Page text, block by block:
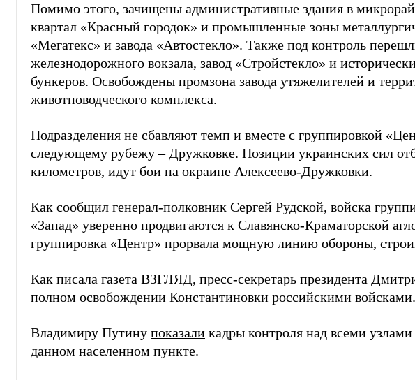
Помимо этого, зачищены административные здания в
квартал «Красный городок» и промышленные зоны
«Мегатекс» и завода «Автостекло». Также под контроль
железнодорожного вокзала, завод «Стройстекло» и
бункеров. Освобождены промзона завода утяжелителей и
животноводческого комплекса.
Подразделения не сбавляют темп и вместе с группировкой
следующему рубежу – Дружковке. Позиции украинских сил
километров, идут бои на окраине Алексеево-Дружковки.
Как сообщил генерал-полковник Сергей Рудской, войска
«Запад» уверенно продвигаются к Славянско-Краматорской
группировка «Центр» прорвала мощную линию обороны,
Как писала газета ВЗГЛЯД, пресс-секретарь президента
полном освобождении Константиновки российскими войсками.
Владимиру Путину показали кадры контроля над всеми
данном населенном пункте.